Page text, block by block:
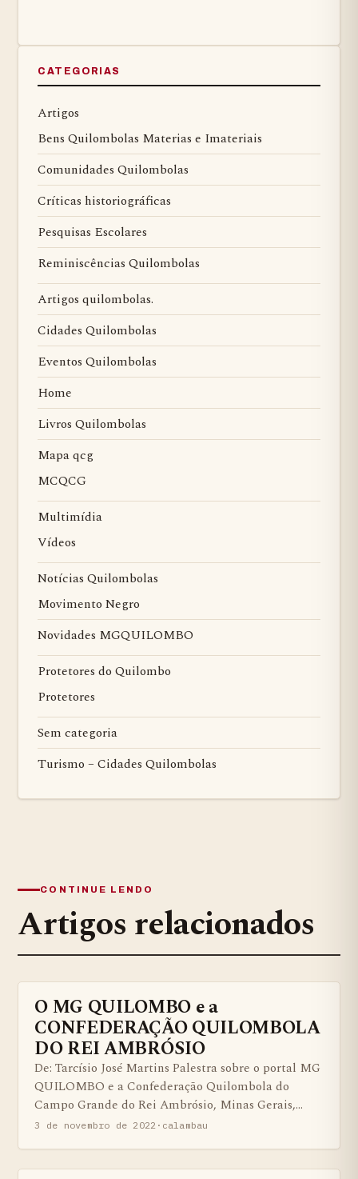
CATEGORIAS
Artigos
Bens Quilombolas Materias e Imateriais
Comunidades Quilombolas
Críticas historiográficas
Pesquisas Escolares
Reminiscências Quilombolas
Artigos quilombolas.
Cidades Quilombolas
Eventos Quilombolas
Home
Livros Quilombolas
Mapa qcg
MCQCG
Multimídia
Vídeos
Notícias Quilombolas
Movimento Negro
Novidades MGQUILOMBO
Protetores do Quilombo
Protetores
Sem categoria
Turismo – Cidades Quilombolas
CONTINUE LENDO
Artigos relacionados
BENS QUILOMBOLAS MATERIAS E IMATERIAIS
O MG QUILOMBO e a
CONFEDERAÇÃO QUILOMBOLA
DO REI AMBRÓSIO
De: Tarcísio José Martins Palestra sobre o portal MG
QUILOMBO e a Confederação Quilombola do
Campo Grande do Rei Ambrósio, Minas Gerais,…
3 de novembro de 2022 · calambau